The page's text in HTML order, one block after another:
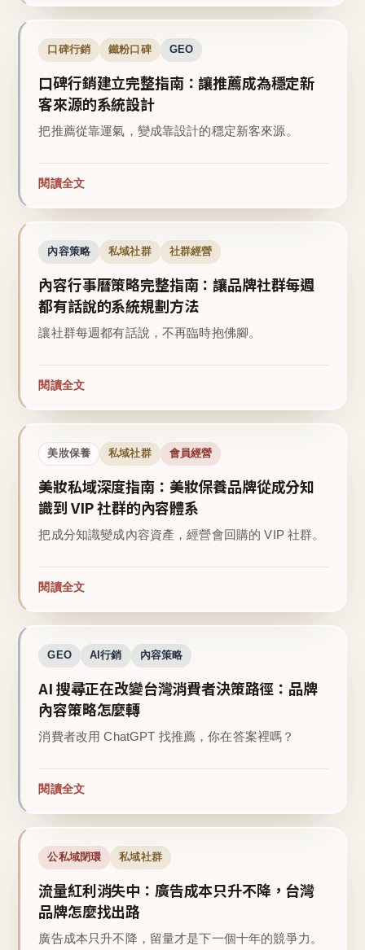
口碑行銷 鐵粉口碑 GEO
口碑行銷建立完整指南：讓推薦成為穩定新
客來源的系統設計
把推薦從靠運氣，變成靠設計的穩定新客來源。
閱讀全文
內容策略 私域社群 社群經營
內容行事曆策略完整指南：讓品牌社群每週
都有話說的系統規劃方法
讓社群每週都有話說，不再臨時抱佛腳。
閱讀全文
美妝保養 私域社群 會員經營
美妝私域深度指南：美妝保養品牌從成分知
識到 VIP 社群的內容體系
把成分知識變成內容資產，經營會回購的 VIP 社群。
閱讀全文
GEO AI行銷 內容策略
AI 搜尋正在改變台灣消費者決策路徑：品牌
內容策略怎麼轉
消費者改用 ChatGPT 找推薦，你在答案裡嗎？
閱讀全文
公私域閉環 私域社群
流量紅利消失中：廣告成本只升不降，台灣
品牌怎麼找出路
廣告成本只升不降，留量才是下一個十年的競爭力。